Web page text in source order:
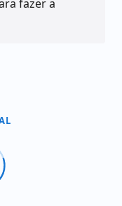
de 6 dias úteis
quem
fazer a